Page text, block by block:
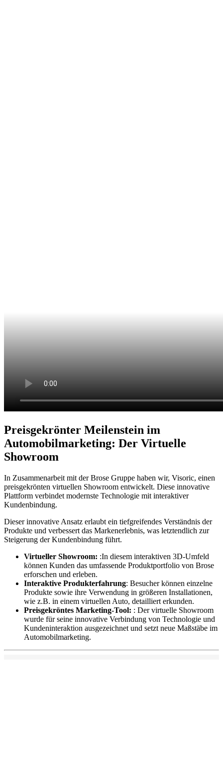
Preisgekrönter Meilenstein im
Automobilmarketing: Der Virtuelle
Showroom
In Zusammenarbeit mit der Brose Gruppe haben wir, Visoric, einen
preisgekrönten virtuellen Showroom entwickelt. Diese innovative
Plattform verbindet modernste Technologie mit interaktiver
Kundenbindung.
Dieser innovative Ansatz erlaubt ein tiefgreifendes Verständnis der
Produkte und verbessert das Markenerlebnis, was letztendlich zur
Steigerung der Kundenbindung führt.
Virtueller Showroom: :In diesem interaktiven 3D-Umfeld
können Kunden das umfassende Produktportfolio von Brose
erforschen und erleben.
Interaktive Produkterfahrung: Besucher können einzelne
Produkte sowie ihre Verwendung in größeren Installationen,
wie z.B. in einem virtuellen Auto, detailliert erkunden.
Preisgekröntes Marketing-Tool: : Der virtuelle Showroom
wurde für seine innovative Verbindung von Technologie und
Kundeninteraktion ausgezeichnet und setzt neue Maßstäbe im
Automobilmarketing.